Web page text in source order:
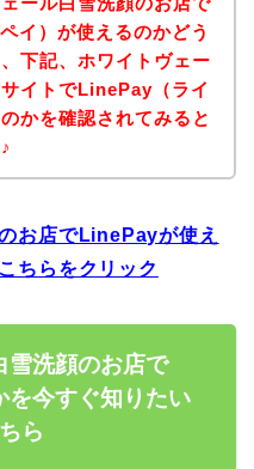
イ）が使えるのかどう
下記、ホワイトヴェー
イトでLinePay（ライ
かを確認されてみると
お店でLinePayが使え
ちらをクリック
雪洗顔のお店で
今すぐ知りたい
ら